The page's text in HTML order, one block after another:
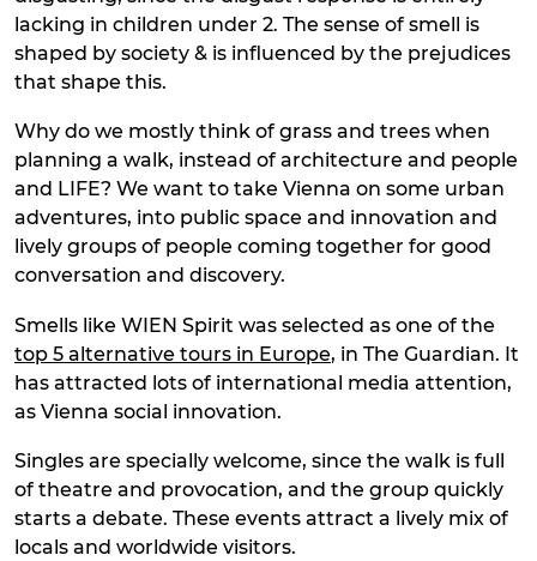
lacking in children under 2. The sense of smell is
shaped by society & is influenced by the prejudices
that shape this.
Why do we mostly think of grass and trees when
planning a walk, instead of architecture and people
and LIFE? We want to take Vienna on some urban
adventures, into public space and innovation and
lively groups of people coming together for good
conversation and discovery.
Smells like WIEN Spirit was selected as one of the
top 5 alternative tours in Europe, in The Guardian. It
has attracted lots of international media attention,
as Vienna social innovation.
Singles are specially welcome, since the walk is full
of theatre and provocation, and the group quickly
starts a debate. These events attract a lively mix of
locals and worldwide visitors.